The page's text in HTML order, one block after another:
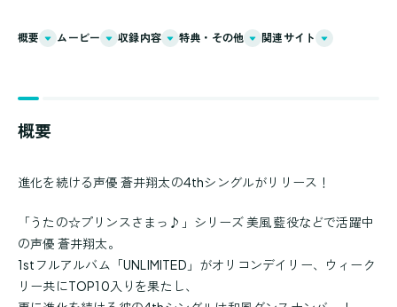
概要 ムービー 収録内容 特典・その他 関連サイト
概要
進化を続ける声優 蒼井翔太の4thシングルがリリース！
「うたの☆プリンスさまっ♪」シリーズ 美風 藍役などで活躍中
の声優 蒼井翔太。
1stフルアルバム「UNLIMITED」がオリコンデイリー、ウィーク
リー共にTOP10入りを果たし、